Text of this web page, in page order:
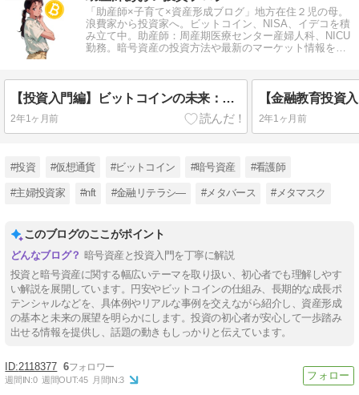
「助産師×子育て×資産形成ブログ」地方在住２児の母。
浪費家から投資家へ。ビットコイン、NISA、イデコを積
み立て中。助産師：周産期医療センター産婦人科、NICU
勤務。暗号資産の投資方法や最新のマーケット情報をわ
【投資入門編】ビットコインの未来：2100万枚の上限と現在の発行状況、そして半減期とは？
2年1ヶ月前 2年1ヶ月前
#投資 #仮想通貨 #ビットコイン #暗号資産 #看護師
#主婦投資家 #nft #金融リテラシ― #メタバース #メタマスク
このブログのここがポイント
暗号資産と投資入門を丁寧に解説
投資と暗号資産に関する幅広いテーマを取り扱い、初心者でも理解しやす
い解説を展開しています。円安やビットコインの仕組み、長期的な成長ポ
テンシャルなどを、具体例やリアルな事例を交えながら紹介し、資産形成
の基本と未来の展望を明らかにします。投資の初心者が安心して一歩踏み
出せる情報を提供し、話題の動きもしっかりと伝えています。
2118377 6
週間IN:0 週間OUT:45 月間IN:3